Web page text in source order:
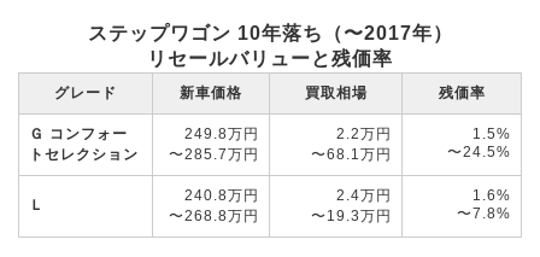
ステップワゴン 10年落ち（〜2017年）
リセールバリューと残価率
グレード 新車価格 買取相場 残価率
Ｇ コンフォー
トセレクション
249.8万円
〜285.7万円
2.2万円
〜68.1万円
1.5%
〜24.5%
Ｌ
240.8万円
〜268.8万円
2.4万円
〜19.3万円
1.6%
〜7.8%